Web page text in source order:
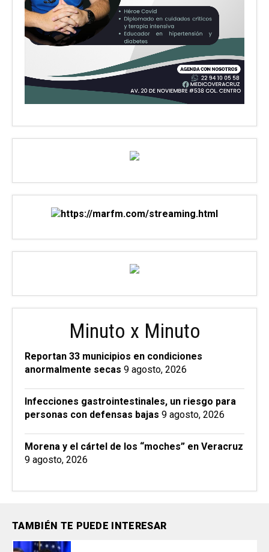
Minuto x Minuto
Reportan 33 municipios en condiciones
anormalmente secas 9 agosto, 2026
Infecciones gastrointestinales, un riesgo para
personas con defensas bajas 9 agosto, 2026
Morena y el cártel de los “moches” en Veracruz
9 agosto, 2026
TAMBIÉN TE PUEDE INTERESAR